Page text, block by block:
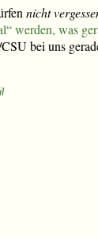
nicht
werden, was
bei uns